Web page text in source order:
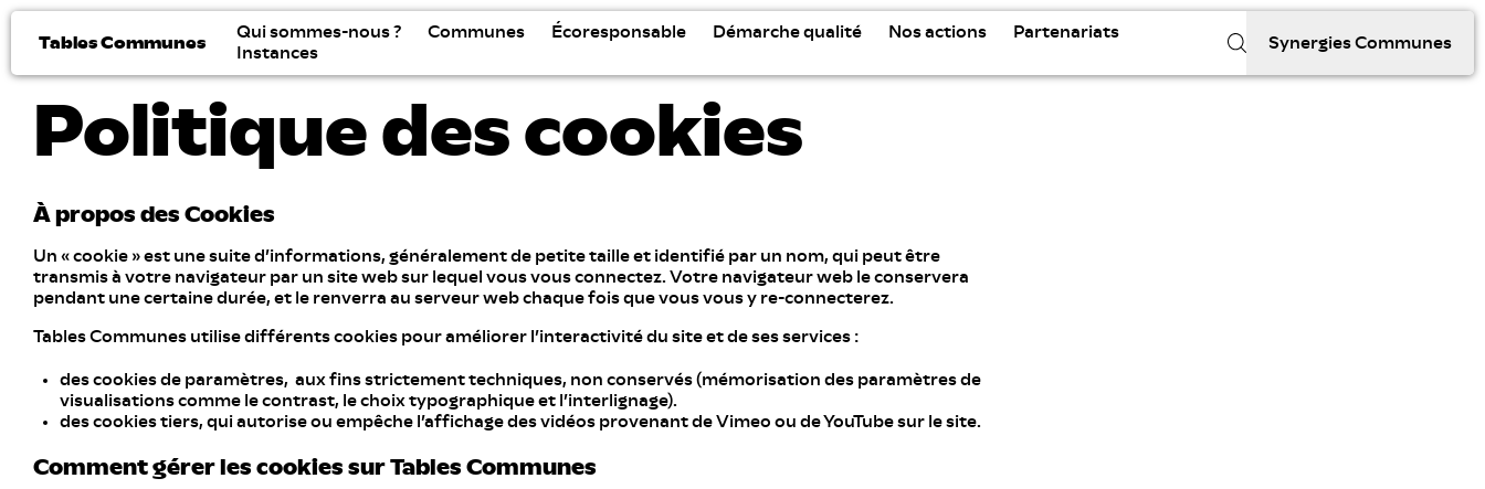
Tables Communes
Qui sommes-nous ? Communes Écoresponsable Démarche qualité Nos actions
Partenariats
Instances
Synergies Communes
Politique des cookies
À propos des Cookies
Un « cookie » est une suite d’informations, généralement de petite taille et identifié par un nom, qui peut être
transmis à votre navigateur par un site web sur lequel vous vous connectez. Votre navigateur web le conservera
pendant une certaine durée, et le renverra au serveur web chaque fois que vous vous y re-connecterez.
Tables Communes utilise différents cookies pour améliorer l’interactivité du site et de ses services :
des cookies de paramètres, aux fins strictement techniques, non conservés (mémorisation des paramètres de
visualisations comme le contrast, le choix typographique et l’interlignage).
des cookies tiers, qui autorise ou empêche l’affichage des vidéos provenant de Vimeo ou de YouTube sur le site.
Comment gérer les cookies sur Tables Communes